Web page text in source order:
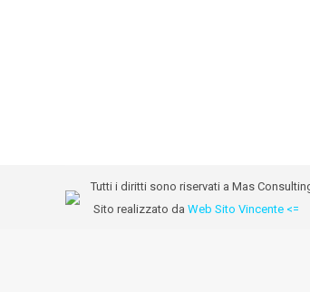
Tutti i diritti sono riservati a Mas
Sito realizzato da Web Sito Vincente <=